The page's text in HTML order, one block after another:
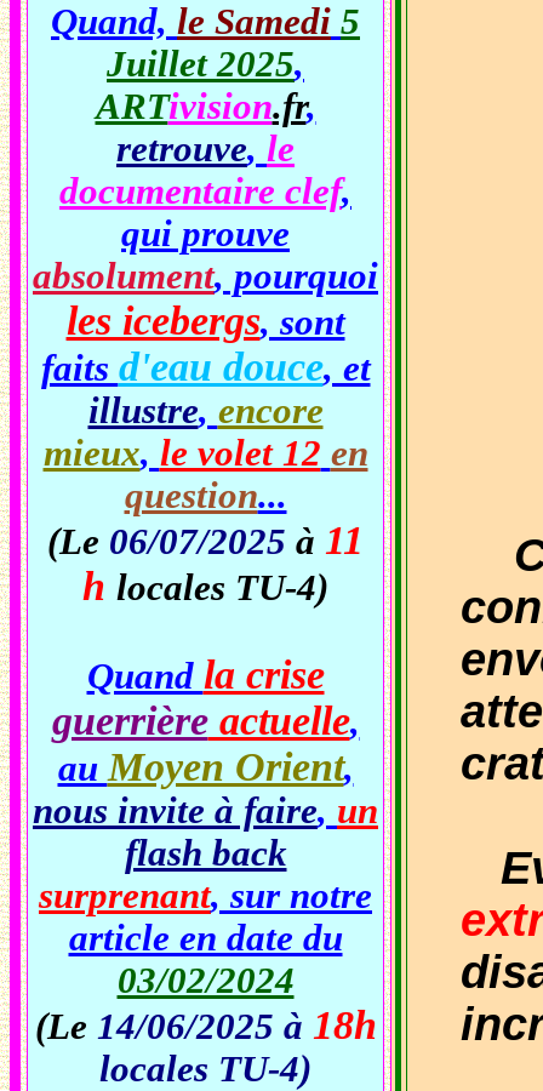
Quand, le Samedi 5
Juillet 2025,
ARTivision.fr,
retrouve, le
documentaire clef,
qui prouve
absolument, pourquoi
les icebergs, sont
faits d'eau douce, et
illustre, encore
mieux, le volet 12 en
question...
(Le 06/07/2025 à 11
h locales TU-4)
Quand la crise
guerrièreactuelle,
auMoyen Orient,
nous invite à faire, un
flash back
surprenant, sur notre
article en date du
03/02/2024
(Le 14/06/2025 à 18h
locales TU-4)